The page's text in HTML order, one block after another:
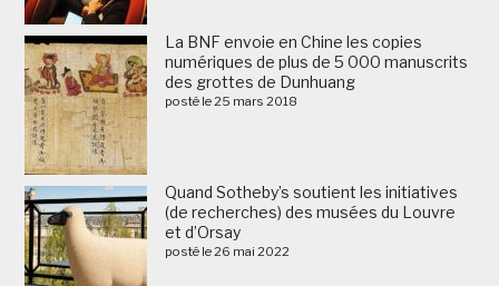
La BNF envoie en Chine les copies
numériques de plus de 5 000 manuscrits
des grottes de Dunhuang
posté le 25 mars 2018
Quand Sotheby’s soutient les initiatives
(de recherches) des musées du Louvre
et d’Orsay
posté le 26 mai 2022